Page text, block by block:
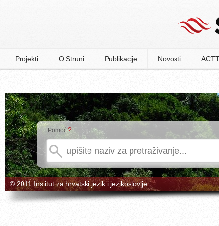
Projekti O Struni Publikacije Novosti
Pomoć?
© 2011 Institut za hrvatski jezik i jezikoslovlje